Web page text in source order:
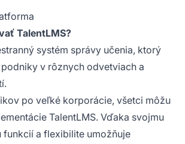
TalentLMS?
systém správy učenia, ktorý
v rôznych odvetviach a
po veľké korporácie, všetci môžu
TalentLMS. Vďaka svojmu
funkcií a flexibilite umožňuje